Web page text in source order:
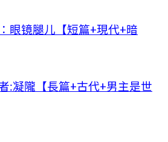
眼镜腿儿【短篇+現代+暗
:凝隴【長篇+古代+男主是世